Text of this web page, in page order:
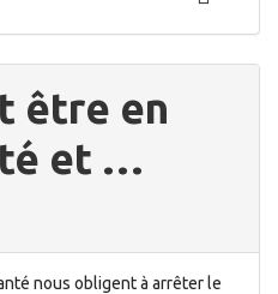
être en
et …
nous obligent à arrêter le